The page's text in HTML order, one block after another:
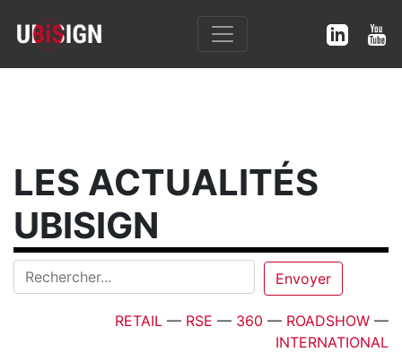
LES ACTUALITÉS
UBISIGN
RETAIL — RSE — 360 — ROADSHOW —
INTERNATIONAL